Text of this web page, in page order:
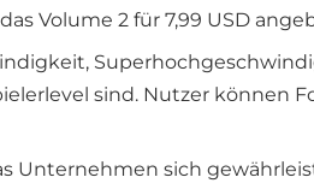
Volume 2 für 7,99 USD
sind. Nutzer können
sich